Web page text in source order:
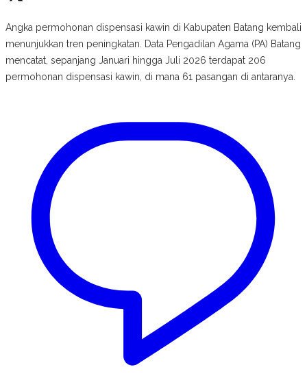
Angka permohonan dispensasi kawin di Kabupaten Batang kembali
menunjukkan tren peningkatan. Data Pengadilan Agama (PA) Batang
mencatat, sepanjang Januari hingga Juli 2026 terdapat 206
permohonan dispensasi kawin, di mana 61 pasangan di antaranya.